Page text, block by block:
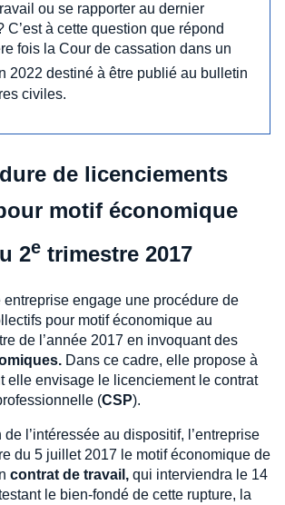
ou se rapporter au dernier
C’est à cette question que répond
fois la Cour de cassation dans un
2022 destiné à être publié au bulletin
civiles.
de licenciements
motif économique
2e trimestre 2017
entreprise engage une procédure de
pour motif économique au
de l’année 2017 en invoquant des
Dans ce cadre, elle propose à
elle envisage le licenciement le contrat
(CSP).
de l’intéressée au dispositif, l’entreprise
du 5 juillet 2017 le motif économique de
contrat de travail, qui interviendra le 14
le bien-fondé de cette rupture, la